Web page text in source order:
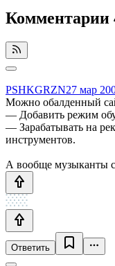
Комментарии
PSHKGRZN27 мар
Можно обалденный
— Добавить режим
— Зарабатывать на
инструментов.
А вообще музыканты
Ответить